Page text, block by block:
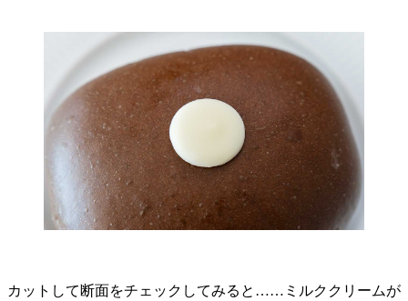
カットして断面をチェックしてみると……ミルククリームが